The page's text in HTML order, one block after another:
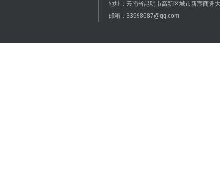
地址：云南省昆明市高新区城市新宸商务
邮箱：33998687@qq.com